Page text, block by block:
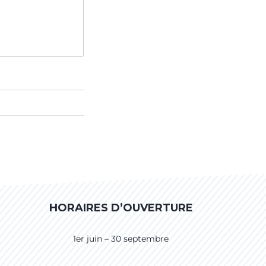
HORAIRES D’OUVERTURE
1er juin – 30 septembre